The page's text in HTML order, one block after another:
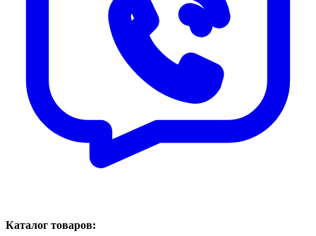
Каталог товаров: